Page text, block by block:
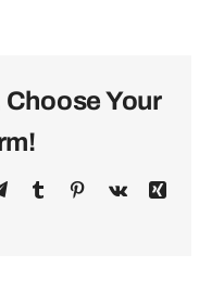
libero
Choose Your
TelegramTumblr Pinterest
Vk
Xing